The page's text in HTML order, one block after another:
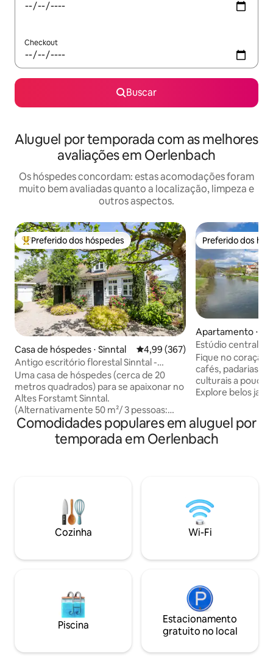
Checkout
Buscar
Aluguel por temporada com as melhores
avaliações em Oerlenbach
Os hóspedes concordam: estas acomodações foram
muito bem avaliadas quanto a localização, limpeza e
outros aspectos.
Entre os melhores preferidos dos hóspedes
Preferido dos hóspedes
Casa de hóspedes ⋅ Sinntal 4,99 de uma avaliação média de
4,99 (367)
Antigo escritório florestal Sinntal -
naturalmente adorável
Uma casa de hóspedes (cerca de 20
metros quadrados) para se apaixonar no
Altes Forstamt Sinntal.
(Alternativamente 50 m²/ 3 pessoas:
NOVO apartamento Altes Forstamt
Sinntal) Equipamento de alta qualidade
com piso aquecido, colchão de molas
Vistas panorâmicas dos montes Rhön e
Spessart 1 animal de estimação
permitido Belas águas termais + áreas de
esqui nas proximidades Excelente rede
Rhönexpr.Bahnradweg, R2 Banho
Preferido dos
Preferido dos
Apartamento ⋅
Estúdio central
banhos termais
Fique no coração
cafés, padarias,
culturais a
Explore belos
rio, tudo a uma
Retorne a um
uma cama
excelente
central. Reserve sua estadia em Bad
Kissingen hoje.
Comodidades populares em aluguel por
temporada em Oerlenbach
Cozinha Wi-Fi
Piscina
Estacionamento
gratuito no local